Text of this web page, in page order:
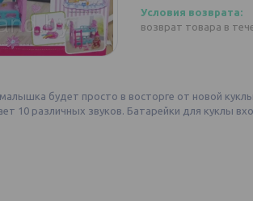
возврат товара в
будет просто в восторге от новой
10 различных звуков. Батарейки для куклы